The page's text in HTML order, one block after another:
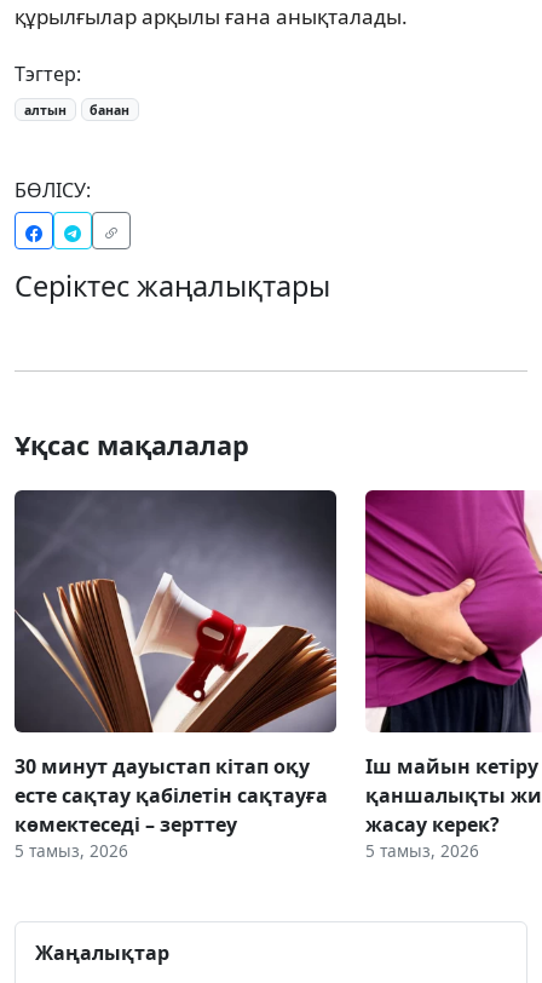
құрылғылар арқылы ғана анықталады.
Тэгтер:
алтын банан
БӨЛІСУ:
Серіктес жаңалықтары
Ұқсас мақалалар
30 минут дауыстап кітап оқу
есте сақтау қабілетін сақтауға
көмектеседі – зерттеу
5 тамыз, 2026
Іш майын
қаншалықты
жасау керек?
5 тамыз, 2026
Жаңалықтар